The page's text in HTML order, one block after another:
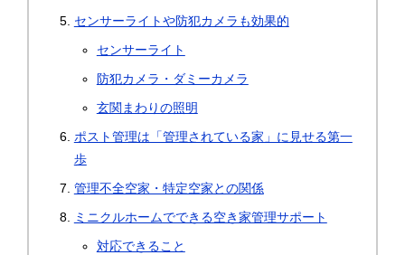
センサーライトや防犯カメラも効果的
センサーライト
防犯カメラ・ダミーカメラ
玄関まわりの照明
ポスト管理は「管理されている家」に見せる第一
歩
管理不全空家・特定空家との関係
ミニクルホームでできる空き家管理サポート
対応できること